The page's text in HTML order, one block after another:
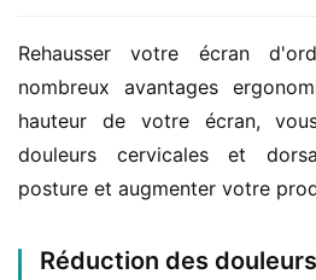
Rehausser votre écran
nombreux avantages
hauteur de votre écran,
douleurs cervicales et
posture et augmenter votre
Réduction des